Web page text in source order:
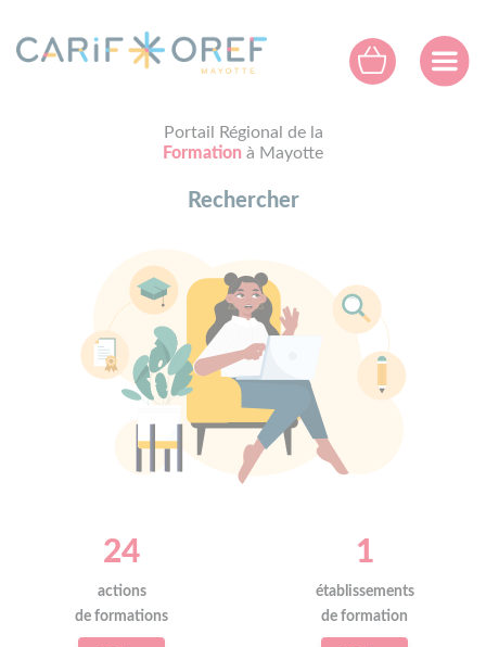
Portail Régional de la
Formation à Mayotte
Rechercher
24
actions
de formations
1
établissements
de formation